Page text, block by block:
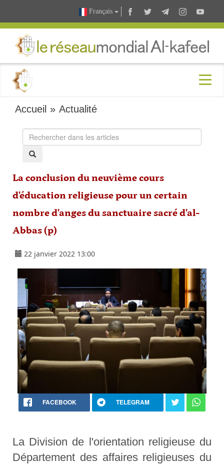
Français
Accueil »Actualité
La conclusion du neuvième cours
d'éducation religieuse pour un certain
nombre d'anges du sanctuaire sacré d'al-
Abbas (p)
22 janvier 2022 13:00
FACEBOOK TELEGRAM
La Division de l'orientation religieuse du
Département des affaires religieuses du